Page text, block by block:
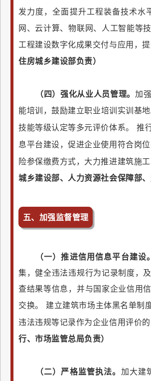
发力度，全面提升工程装备技术水
网、云计算、物联网、人工智能等
工程建设数字化成果交付与应用，
住房城乡建设部负责）
（四）强化从业人员管理。加
能培训，鼓励建立职业培训实训基地
技能等级认定等多元评价体系。
推
息平台建设，促进企业使用符合岗位
险参保缴费方式，大力推进建筑施
城乡建设部、人力资源社会保障部、
五、加强监督管理
（一）推进信用信息平台建设。
集，健全违法违规行为记录制度，
查结果等信息，并与国家企业信用
交换。
建立建筑市场主体黑名单制
违法违规等记录作为企业信用评价的
行、市场监管总局负责）
（二）严格监管执法。 加大建